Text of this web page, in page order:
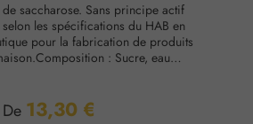
saccharose. Sans principe actif
les spécifications du HAB en
pour la fabrication de produits
: Sucre, eau
Prix régulier :
De 13,30 €